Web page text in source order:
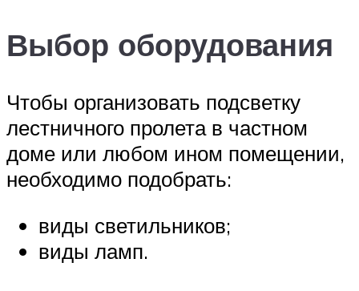
Выбор оборудования
Чтобы организовать подсветку
лестничного пролета в частном
доме или любом ином помещении,
необходимо подобрать:
виды светильников;
виды ламп.